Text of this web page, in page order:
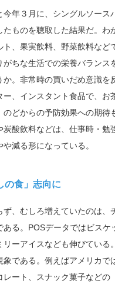
年３月に、シングルソース
たものを聴取した結果だ。わ
ト、果実飲料、野菜飲料など
がちな生活での栄養バランス
か。非常時の買いだめ意識を
ー、インスタント食品で、お
どからの予防効果への期待
炭酸飲料などは、仕事時・勉
減る形になっている。
の食」志向に
ず、むしろ増えていたのは、
る。 POSデータではビスケ
リーアイスなども伸びている
象である。例えばアメリカで
レート、スナック菓子などの